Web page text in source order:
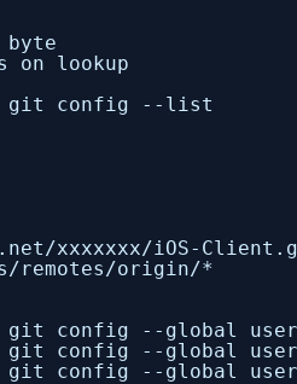
on lookup
git config --list
/xxxxxxx/iOS-Client
/remotes/origin/*
git config --global
git config --global
git config --global